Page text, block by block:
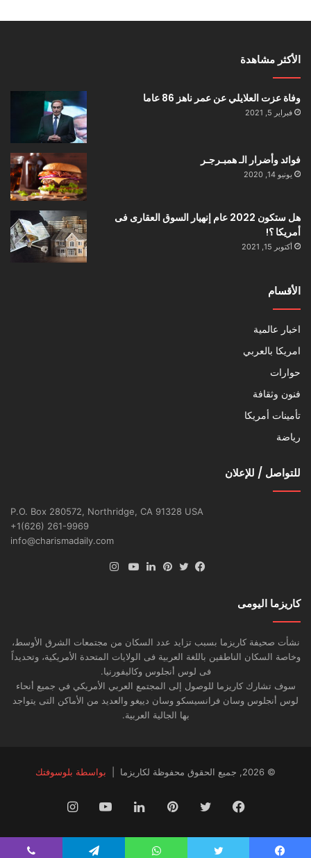
الأكثر مشاهدة
وفاة عزت العلايلي عن عمر ناهز 86 عاما
فبراير 5, 2021
فوائد وأضرار الـ همبـرجـر
يونيو 14, 2020
هل ستكون 2022 عام إنهيار السوق العقارى فى
أمريكا ؟!
أكتوبر 15, 2021
الأقسام
اخبار عالمية
امريكا بالعربي
حوارات
فنون وثقافة
تأمينات أمريكا
رياضة
للتواصل / للإعلان
P.O. Box 280572, Northridge, CA 91328 USA
+1(626) 261-9969
info@charismadaily.com
كاريزما اليومى
نشأت صحيفة كاريزما بسبب تزايد عدد السكان من مجتمعات الشرق الأوسط،
وخاصة السكان الناطقين باللغة العربية فى الولايات المتحدة الأمريكية، وتحديداً
فى لوس أنجلوس وكاليفورنيا.
سوف تشارك كاريزما للوصول إلى المجتمع العربي الأمريكي في جميع أنحاء
لوس أنجلوس وسان فرانسيسكو وسان دييغو والعديد من الأماكن التى يتواجد
بها الجالية العربية.
© 2026, جميع الحقوق محفوظة لكاريزما | بواسطة بلوسوفتك
فيسبوك تويتر بينتيريستلينكدإن يوتيوب